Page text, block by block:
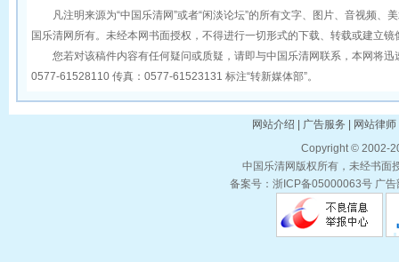
凡注明来源为“中国乐清网”或者“闲淡论坛”的所有文字、图片、音视频、
国乐清网所有。未经本网书面授权，不得进行一切形式的下载、转载或建立镜
您若对该稿件内容有任何疑问或质疑，请即与中国乐清网联系，本网将迅
0577-61528110 传真：0577-61523131 标注“转新媒体部”。
网站介绍 | 广告服务 | 网站律
Copyright © 2002-
中国乐清网版权所有，未经书面
备案号：浙ICP备05000063号 广